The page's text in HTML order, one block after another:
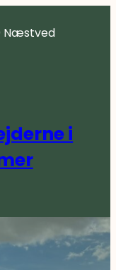
Næstved
i